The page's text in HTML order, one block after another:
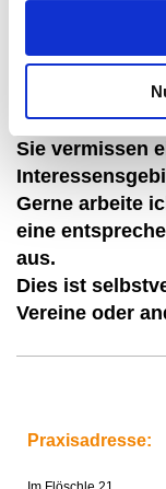
Sie vermissen
Gerne arbeite
eine
aus.
Dies ist
Vereine oder
Praxisadresse: